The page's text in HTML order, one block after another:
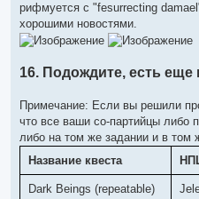
рифмуется с "fesurrecting
хорошими новостями.
16. Подождите, есть еще
Примечание: Если вы решили
что все ваши со-партийцы либо
либо на том же задании и в том
Название квеста
Dark Beings (repeatable)